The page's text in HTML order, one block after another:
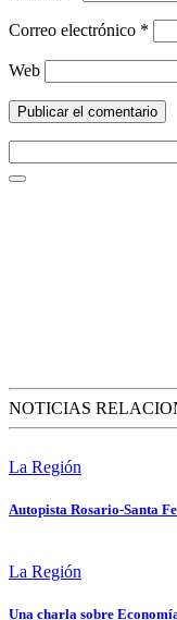
Correo electrónico *
Web
NOTICIAS
La Región
Autopista Rosario-Santa
La Región
Una charla sobre